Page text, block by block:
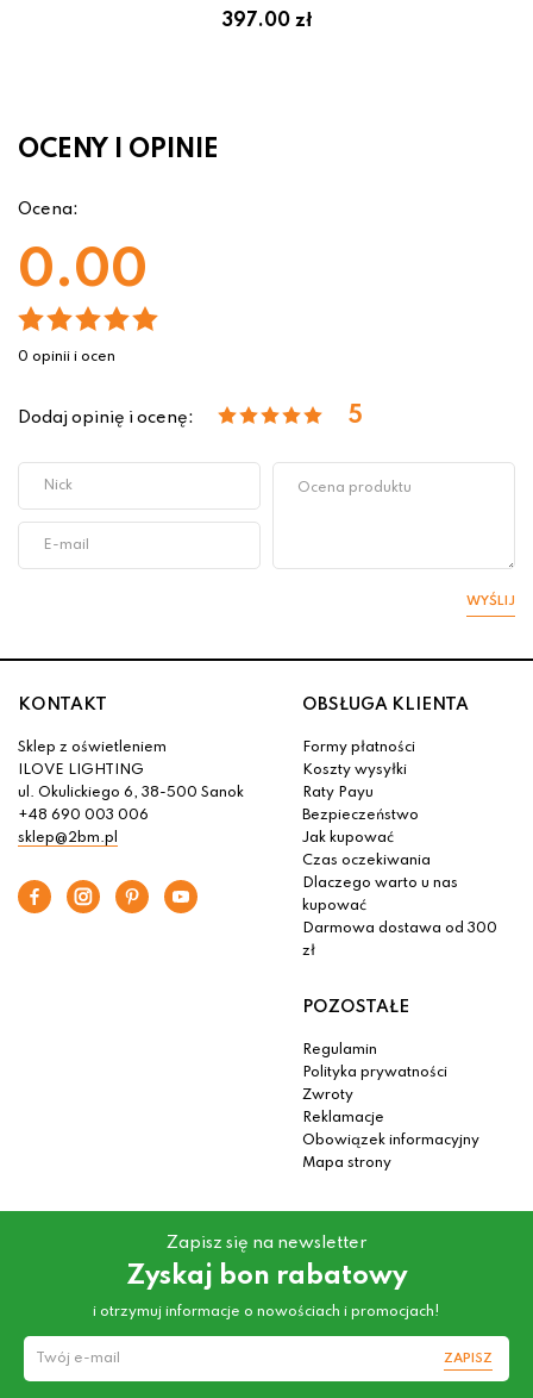
397.00 zł
OCENY I OPINIE
Ocena:
0.00
0 opinii i ocen
Dodaj opinię i ocenę: 5
WYŚLIJ
KONTAKT
Sklep z oświetleniem
ILOVE LIGHTING
ul. Okulickiego 6, 38-500 Sanok
+48 690 003 006
sklep@2bm.pl
OBSŁUGA KLIENTA
Formy płatności
Koszty wysyłki
Raty Payu
Bezpieczeństwo
Jak kupować
Czas oczekiwania
Dlaczego warto u nas
kupować
Darmowa dostawa od 300
zł
POZOSTAŁE
Regulamin
Polityka prywatności
Zwroty
Reklamacje
Obowiązek informacyjny
Mapa strony
Zapisz się na newsletter
Zyskaj bon rabatowy
i otrzymuj informacje o nowościach i promocjach!
ZAPISZ